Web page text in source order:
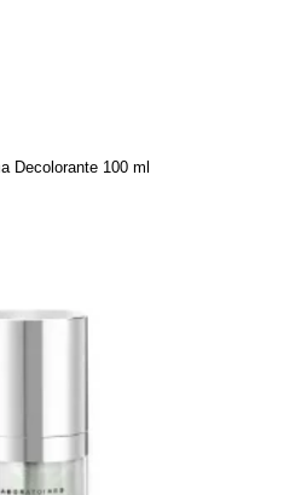
Decolorante 100 ml